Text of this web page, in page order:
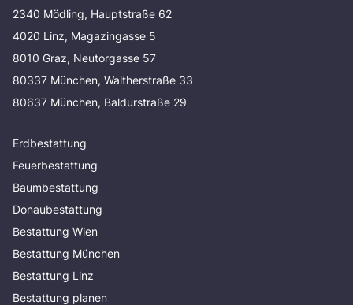
2340 Mödling, Hauptstraße 62
4020 Linz, Magazingasse 5
8010 Graz, Neutorgasse 57
80337 München, Waltherstraße 33
80637 München, Baldurstraße 29
Erdbestattung
Feuerbestattung
Baumbestattung
Donaubestattung
Bestattung Wien
Bestattung München
Bestattung Linz
Bestattung planen